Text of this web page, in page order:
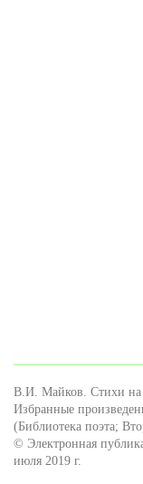
В.И. Майков. Стихи на
Избранные
(Библиотека поэта;
© Электронная
июля 2019 г.